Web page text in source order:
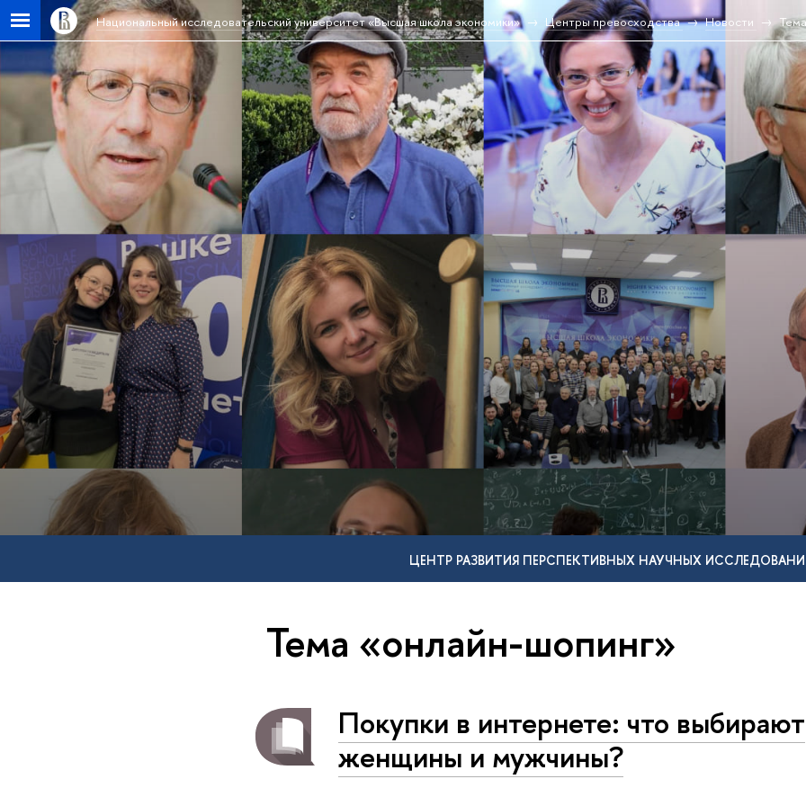
Национальный исследовательский университет «Высшая школа экономики» Центры превосходства Новости
ЦЕНТР РАЗВИТИЯ ПЕРСПЕКТИВНЫХ НАУЧНЫХ
Тема «онлайн-шопинг»
Покупки в интернете: что выбирают
женщины и мужчины?